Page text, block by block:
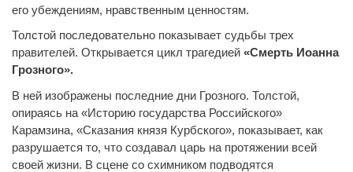
его убеждениям, нравственным ценностям.
Толстой последовательно показывает судьбы трех
правителей. Открывается цикл трагедией «Смерть Иоанна
Грозного».
В ней изображены последние дни Грозного. Толстой,
опираясь на «Историю государства Российского»
Карамзина, «Сказания князя Курбского», показывает, как
разрушается то, что создавал царь на протяжении всей
своей жизни. В сцене со схимником подводятся